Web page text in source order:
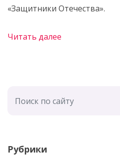
«Защитники Отечества».
Читать далее
Рубрики